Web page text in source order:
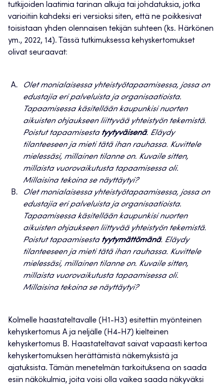
tutkijoiden laatimia tarinan alkuja tai johdatuksia, jotka
varioitiin kahdeksi eri versioksi siten, että ne poikkesivat
toisistaan yhden olennaisen tekijän suhteen (ks. Härkönen
ym., 2022, 14). Tässä tutkimuksessa kehyskertomukset
olivat seuraavat:
Olet monialaisessa yhteistyötapaamisessa, jossa on
edustajia eri palveluista ja organisaatioista.
Tapaamisessa käsitellään kaupunkisi nuorten
aikuisten ohjaukseen liittyvää yhteistyön tekemistä.
Poistut tapaamisestatyytyväisenä. Eläydy
tilanteeseen ja mieti tätä ihan rauhassa. Kuvittele
mielessäsi, millainen tilanne on. Kuvaile sitten,
millaista vuorovaikutusta tapaamisessa oli.
Millaisina tekoina se näyttäytyi?
Olet monialaisessa yhteistyötapaamisessa, jossa on
edustajia eri palveluista ja organisaatioista.
Tapaamisessa käsitellään kaupunkisi nuorten
aikuisten ohjaukseen liittyvää yhteistyön tekemistä.
Poistut tapaamisestatyytymättömänä. Eläydy
tilanteeseen ja mieti tätä ihan rauhassa. Kuvittele
mielessäsi, millainen tilanne on. Kuvaile sitten,
millaista vuorovaikutusta tapaamisessa oli.
Millaisina tekoina se näyttäytyi?
Kolmelle haastateltavalle (H1-H3) esitettiin myönteinen
kehyskertomus A ja neljälle (H4-H7) kielteinen
kehyskertomus B. Haastateltavat saivat vapaasti kertoa
kehyskertomuksen herättämistä näkemyksistä ja
ajatuksista. Tämän menetelmän tarkoituksena on saada
esiin näkökulmia, joita voisi olla vaikea saada näkyväksi